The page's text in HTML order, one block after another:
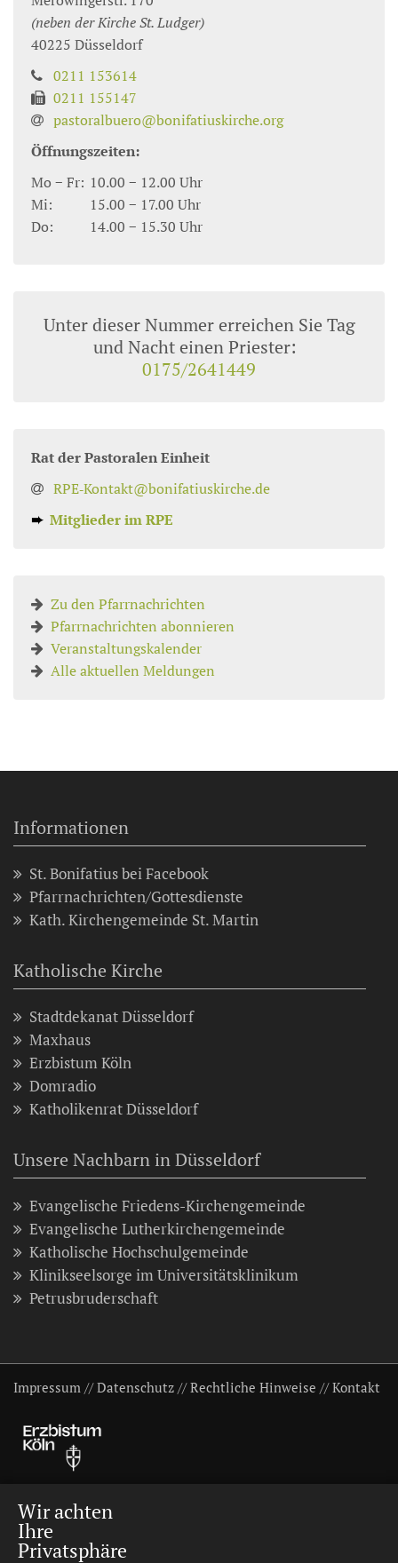
(neben der Kirche St. Ludger)
40225 Düsseldorf
0211 153614
0211 155147
pastoralbuero@bonifatiuskirche.org
Öffnungszeiten:
Mo − Fr: 10.00 − 12.00 Uhr
Mi:
15.00 − 17.00 Uhr
Do:
14.00 − 15.30 Uhr
Unter dieser Nummer erreichen Sie Tag
und Nacht einen Priester:
0175/2641449
Rat der Pastoralen Einheit
RPE‑Kontakt@bonifatiuskirche.de
➨ Mitglieder im RPE
Zu den Pfarrnachrichten
Pfarrnachrichten abonnieren
Veranstaltungskalender
Alle aktuellen Meldungen
Informationen
St. Bonifatius bei Facebook
Pfarrnachrichten/Gottesdienste
Kath. Kirchengemeinde St. Martin
Katholische Kirche
Stadtdekanat Düsseldorf
Maxhaus
Erzbistum Köln
Domradio
Katholikenrat Düsseldorf
Unsere Nachbarn in Düsseldorf
Evangelische Friedens-Kirchengemeinde
Evangelische Lutherkirchengemeinde
Katholische Hochschulgemeinde
Klinikseelsorge im Universitätsklinikum
Petrusbruderschaft
Impressum //Datenschutz //Rechtliche Hinweise //Kontakt
Wir achten
Ihre
Privatsphäre